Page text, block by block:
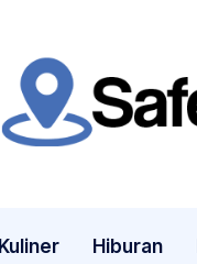
Kuliner Hiburan